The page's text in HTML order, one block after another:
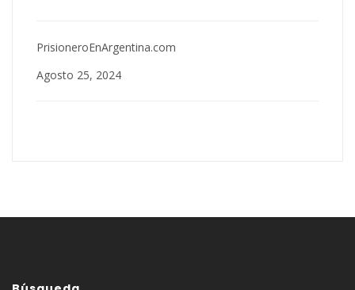
PrisioneroEnArgentina.com
Agosto 25, 2024